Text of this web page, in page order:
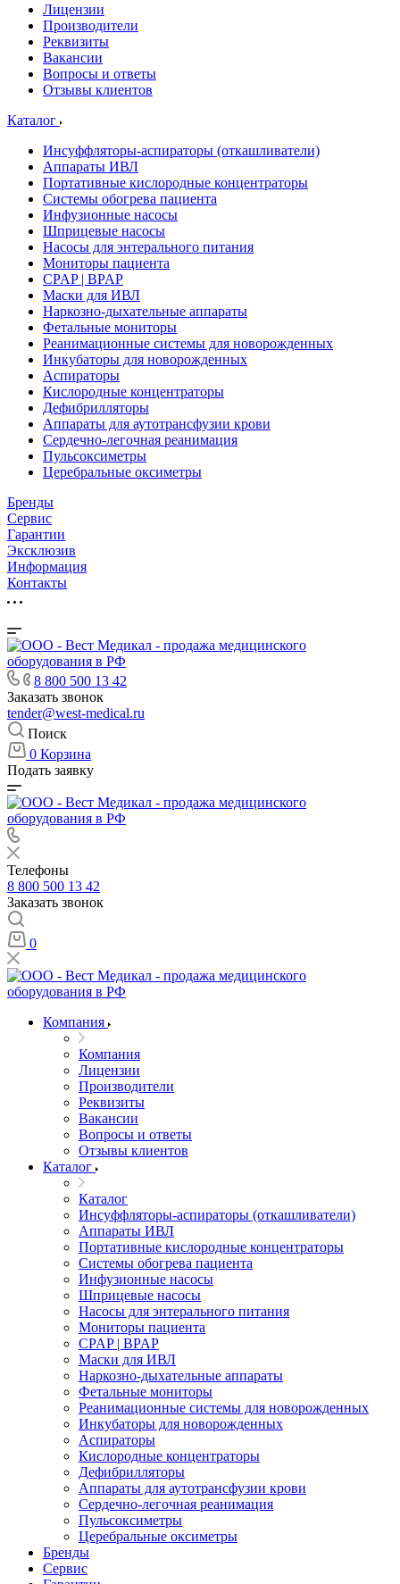
Лицензии
Производители
Реквизиты
Вакансии
Вопросы и ответы
Отзывы клиентов
Каталог
Инсуффляторы-аспираторы (откашливатели)
Аппараты ИВЛ
Портативные кислородные концентраторы
Системы обогрева пациента
Инфузионные насосы
Шприцевые насосы
Насосы для энтерального питания
Мониторы пациента
CPAP | BPAP
Маски для ИВЛ
Наркозно-дыхательные аппараты
Фетальные мониторы
Реанимационные системы для новорожденных
Инкубаторы для новорожденных
Аспираторы
Кислородные концентраторы
Дефибрилляторы
Аппараты для аутотрансфузии крови
Сердечно-легочная реанимация
Пульсоксиметры
Церебральные оксиметры
Бренды
Сервис
Гарантии
Эксклюзив
Информация
Контакты
8 800 500 13 42
Заказать звонок
tender@west-medical.ru
Поиск
0 Корзина
Подать заявку
Телефоны
8 800 500 13 42
Заказать звонок
0
Компания
Компания
Лицензии
Производители
Реквизиты
Вакансии
Вопросы и ответы
Отзывы клиентов
Каталог
Каталог
Инсуффляторы-аспираторы (откашливатели)
Аппараты ИВЛ
Портативные кислородные концентраторы
Системы обогрева пациента
Инфузионные насосы
Шприцевые насосы
Насосы для энтерального питания
Мониторы пациента
CPAP | BPAP
Маски для ИВЛ
Наркозно-дыхательные аппараты
Фетальные мониторы
Реанимационные системы для новорожденных
Инкубаторы для новорожденных
Аспираторы
Кислородные концентраторы
Дефибрилляторы
Аппараты для аутотрансфузии крови
Сердечно-легочная реанимация
Пульсоксиметры
Церебральные оксиметры
Бренды
Сервис